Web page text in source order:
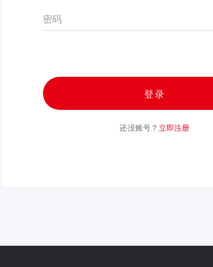
密码
登录
还没账号？ 立即注册